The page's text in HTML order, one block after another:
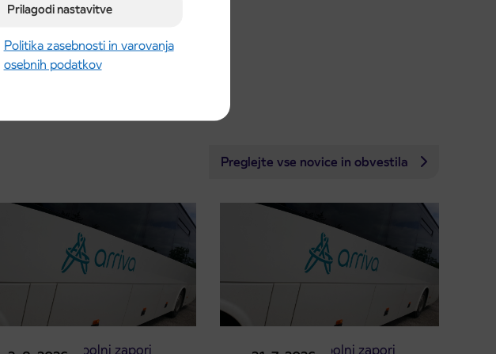
Prilagodi nastavitve
Politika zasebnosti in varovanja
osebnih podatkov
Preglejte vse novice in obvestila
Obvestilo o popolni zapori
Obvestilo o popolni zapori